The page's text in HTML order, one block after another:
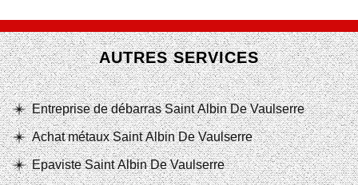
AUTRES SERVICES
Entreprise de débarras Saint Albin De Vaulserre
Achat métaux Saint Albin De Vaulserre
Epaviste Saint Albin De Vaulserre